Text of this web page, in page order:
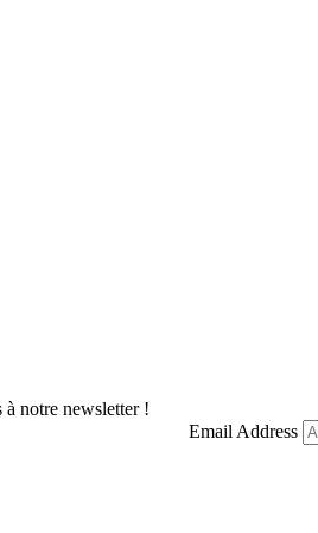
à notre newsletter !
Email Address